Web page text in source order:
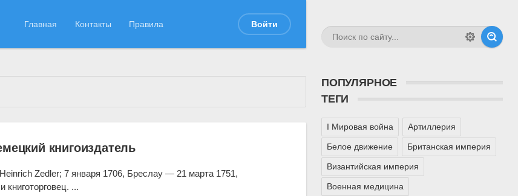
Главная Контакты Правила Войти
книгоиздатель
Zedler; 7 января 1706, Бреслау — 21 марта 1751,
книготорговец. ...
ПОПУЛЯРНОЕ
ТЕГИ
I Мировая война Артиллерия
Белое движение Британская империя
Византийская империя
Военная медицина